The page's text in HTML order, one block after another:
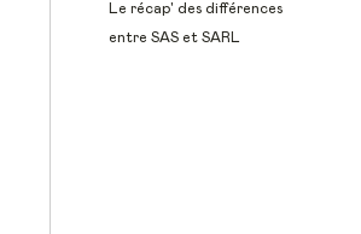
Le récap' des différences
entre SAS et SARL